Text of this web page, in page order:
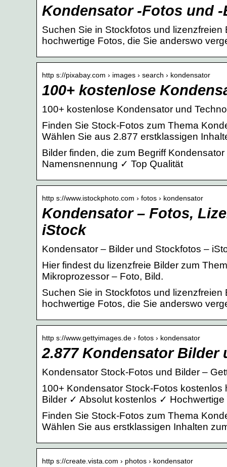
Kondensator -Fotos und
Suchen Sie in Stockfotos und
hochwertige Fotos, die Sie anderswo
http s://pixabay.com › images › search › kondensator
100+ kostenlose
100+ kostenlose Kondensator und
Finden Sie Stock-Fotos zum Thema
Wählen Sie aus 2.877 erstklassigen
Bilder finden, die zum Begriff
Namensnennung ✓ Top Qualität
http s://www.istockphoto.com › fotos › kondensator
Kondensator – Fotos,
iStock
Kondensator – Bilder und Stockfotos –
Hier findest du lizenzfreie Bilder zum
Mikroprozessor – Foto, Bild.
Suchen Sie in Stockfotos und
hochwertige Fotos, die Sie anderswo
http s://www.gettyimages.de › fotos › kondensator
2.877 Kondensator Bilder
Kondensator Stock-Fotos und Bilder –
100+ Kondensator Stock-Fotos
Bilder ✓ Absolut kostenlos ✓
Finden Sie Stock-Fotos zum Thema
Wählen Sie aus erstklassigen Inhalten
http s://create.vista.com › photos › kondensator